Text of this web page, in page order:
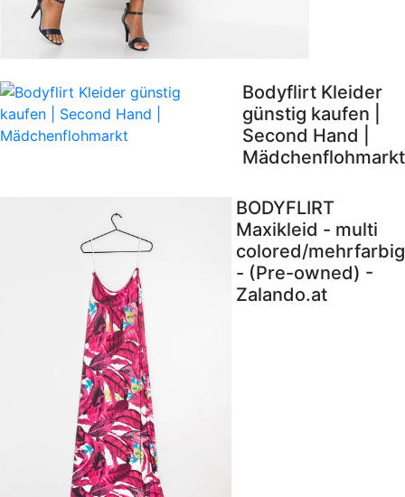
Bodyflirt Kleider
günstig kaufen |
Second Hand |
Mädchenflohmarkt
BODYFLIRT
Maxikleid - multi
colored/mehrfarbig
- (Pre-owned) -
Zalando.at